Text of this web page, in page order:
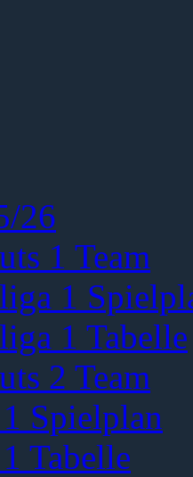
26
1 Team
1
1 Tabelle
2 Team
Spielplan
Tabelle